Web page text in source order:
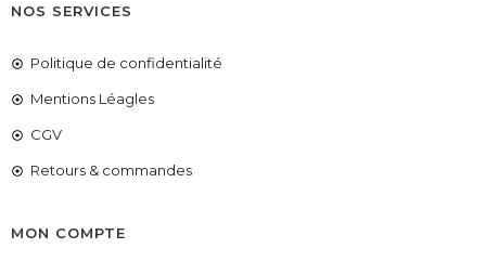
NOS SERVICES
Politique de confidentialité
Mentions Léagles
CGV
Retours & commandes
MON COMPTE